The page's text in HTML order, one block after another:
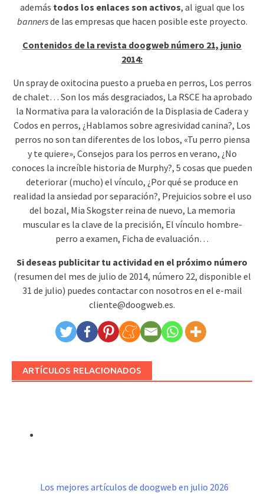
además todos los enlaces son activos, al igual que los
bannersde las empresas que hacen posible este proyecto.
Contenidos de la revista doogweb número 21, junio
2014:
Un spray de oxitocina puesto a prueba en perros, Los perros
de chalet… Son los más desgraciados, La RSCE ha aprobado
la Normativa para la valoración de la Displasia de Cadera y
Codos en perros, ¿Hablamos sobre agresividad canina?, Los
perros no son tan diferentes de los lobos, «Tu perro piensa
y te quiere», Consejos para los perros en verano, ¿No
conoces la increíble historia de Murphy?, 5 cosas que pueden
deteriorar (mucho) el vínculo, ¿Por qué se produce en
realidad la ansiedad por separación?, Prejuicios sobre el uso
del bozal, Mia Skogster reina de nuevo, La memoria
muscular es la clave de la precisión, El vínculo hombre-
perro a examen, Ficha de evaluación…
Si deseas publicitar tu actividad en el próximo número
(resumen del mes de julio de 2014, número 22, disponible el
31 de julio) puedes contactar con nosotros en el e-mail
cliente@doogweb.es.
ARTÍCULOS RELACIONADOS
Los mejores artículos de doogweb en julio 2026